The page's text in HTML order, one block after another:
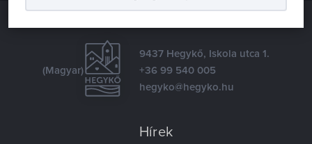
(Magyar)
9437 Hegykő, Iskola utca 1.
+36 99 540 005
hegyko@hegyko.hu
Hírek